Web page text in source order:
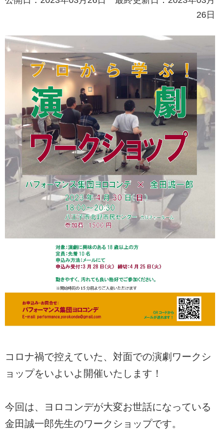
26日
コロナ禍で控えていた、対面での演劇ワークシ
ョップをいよいよ開催いたします！
今回は、ヨロコンデが大変お世話になっている
金田誠一郎先生のワークショップです。